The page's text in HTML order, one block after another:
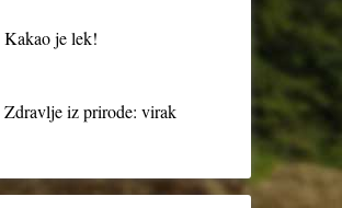
Kakao je lek!
Zdravlje iz prirode: virak